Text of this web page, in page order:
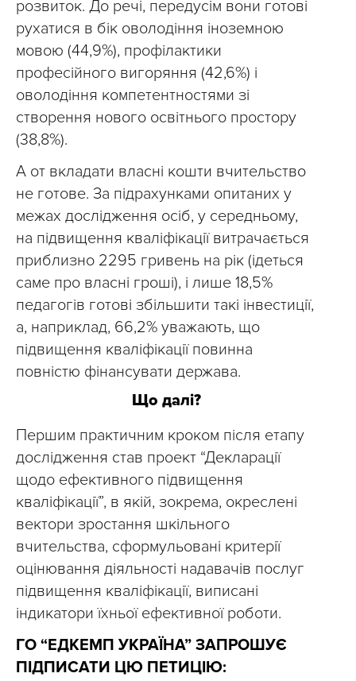
розвиток. До речі, передусім вони готові
рухатися в бік оволодіння іноземною
мовою (44,9%), профілактики
професійного вигоряння (42,6%) і
оволодіння компетентностями зі
створення нового освітнього простору
(38,8%).
А от вкладати власні кошти вчительство
не готове. За підрахунками опитаних у
межах дослідження осіб, у середньому,
на підвищення кваліфікації витрачається
приблизно 2295 гривень на рік (ідеться
саме про власні гроші), і лише 18,5%
педагогів готові збільшити такі інвестиції,
а, наприклад, 66,2% уважають, що
підвищення кваліфікації повинна
повністю фінансувати держава.
Що далі?
Першим практичним кроком після етапу
дослідження став проект “Декларації
щодо ефективного підвищення
кваліфікації”, в якій, зокрема, окреслені
вектори зростання шкільного
вчительства, сформульовані критерії
оцінювання діяльності надавачів послуг
підвищення кваліфікації, виписані
індикатори їхньої ефективної роботи.
ГО “ЕДКЕМП УКРАЇНА” ЗАПРОШУЄ
ПІДПИСАТИ ЦЮ ПЕТИЦІЮ: